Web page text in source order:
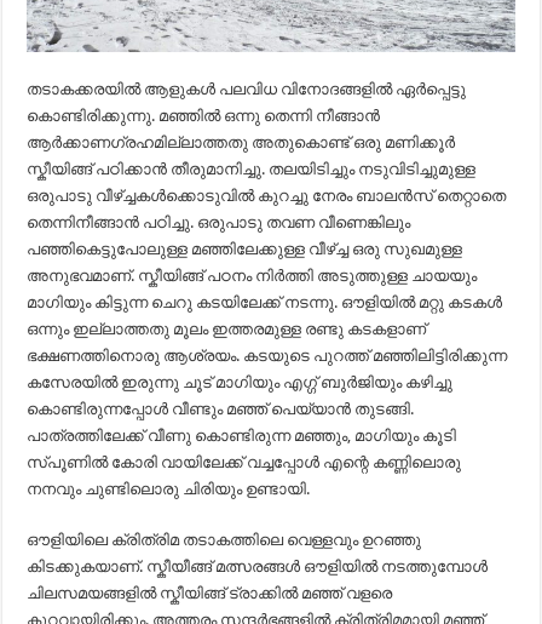
തടാകക്കരയിൽ ആളുകൾ പലവിധ വിനോദങ്ങളിൽ ഏർപ്പെട്ടു
കൊണ്ടിരിക്കുന്നു. മഞ്ഞിൽ ഒന്നു തെന്നി നീങ്ങാൻ
ആർക്കാണഗ്രഹമില്ലാത്തതു അതുകൊണ്ട് ഒരു മണിക്കൂർ
സ്കീയിങ്ങ് പഠിക്കാൻ തീരുമാനിച്ചു. തലയിടിച്ചും നടുവിടിച്ചുമുള്ള
ഒരുപാടു വീഴ്ച്ചകൾക്കൊടുവിൽ കുറച്ചു നേരം ബാലൻസ് തെറ്റാതെ
തെന്നിനീങ്ങാൻ പഠിച്ചു. ഒരുപാടു തവണ വീണെങ്കിലും
പഞ്ഞികെട്ടുപോലുള്ള മഞ്ഞിലേക്കുള്ള വീഴ്ച്ച ഒരു സുഖമുള്ള
അനുഭവമാണ്. സ്കീയിങ്ങ് പഠനം നിർത്തി അടുത്തുള്ള ചായയും
മാഗിയും കിട്ടുന്ന ചെറു കടയിലേക്ക് നടന്നു. ഔളിയിൽ മറ്റു കടകൾ
ഒന്നും ഇല്ലാത്തതു മൂലം ഇത്തരമുള്ള രണ്ടു കടകളാണ്
ഭക്ഷണത്തിനൊരു ആശ്രയം. കടയുടെ പുറത്ത് മഞ്ഞിലിട്ടിരിക്കുന്ന
കസേരയിൽ ഇരുന്നു ചൂട് മാഗിയും എഗ്ഗ് ബുർജിയും കഴിച്ചു
കൊണ്ടിരുന്നപ്പോൾ വീണ്ടും മഞ്ഞ് പെയ്യാൻ തുടങ്ങി.
പാത്രത്തിലേക്ക് വീണു കൊണ്ടിരുന്ന മഞ്ഞും, മാഗിയും കൂടി
സ്പൂണിൽ കോരി വായിലേക്ക് വച്ചപ്പോൾ എന്റെ കണ്ണിലൊരു
നനവും ചുണ്ടിലൊരു ചിരിയും ഉണ്ടായി.
ഔളിയിലെ ക്രിത്രിമ തടാകത്തിലെ വെള്ളവും ഉറഞ്ഞു
കിടക്കുകയാണ്. സ്കീയീങ്ങ് മത്സരങ്ങൾ ഔളിയിൽ നടത്തുമ്പോൾ
ചിലസമയങ്ങളിൽ സ്കീയിങ്ങ് ട്രാക്കിൽ മഞ്ഞ് വളരെ
കുറവായിരിക്കും. അത്തരം സന്ദർഭങ്ങളിൽ ക്രിത്രിമമായി മഞ്ഞ്